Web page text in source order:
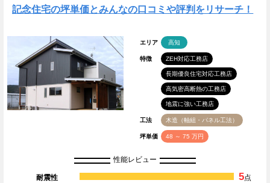
記念住宅の坪単価とみんなの口コミや評判をリサーチ！
エリア 高知
特徴 ZEH対応工務店
長期優良住宅対応工務店
高気密高断熱の工務店
地震に強い工務店
工法 木造（軸組・パネル工法）
坪単価 48 ～ 75 万円
性能レビュー
耐震性 5点